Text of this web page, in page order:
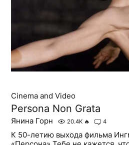
Cinema and Video
Persona Non Grata
Янина Горн 20.4K 🔥 4
К 50-летию выхода фильма